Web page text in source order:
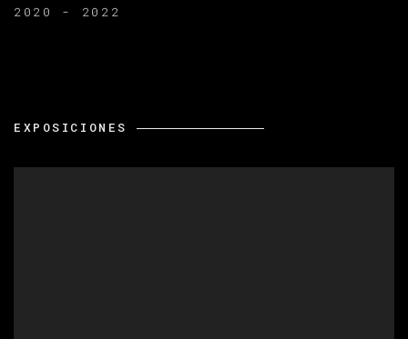
2020 - 2022
EXPOSICIONES